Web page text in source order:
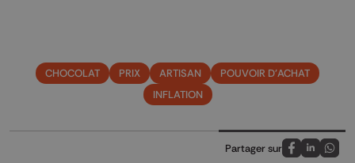
CHOCOLAT PRIX ARTISAN
POUVOIR D'ACHAT
INFLATION
Partager sur
Partagez sur
Partagez